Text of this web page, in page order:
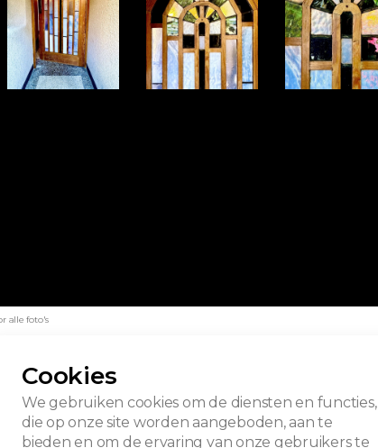
alle foto's
Cookies
We gebruiken cookies om de diensten en functies,
die op onze site worden aangeboden, aan te
bieden en om de ervaring van onze gebruikers te